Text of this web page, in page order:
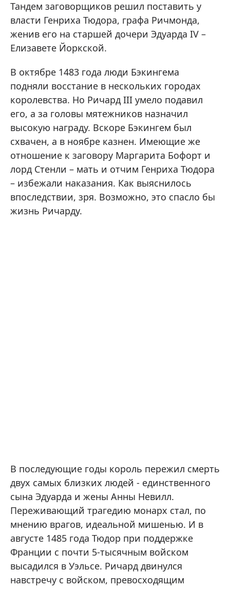
Тандем заговорщиков решил поставить у
власти Генриха Тюдора, графа Ричмонда,
женив его на старшей дочери Эдуарда IV –
Елизавете Йоркской.
В октябре 1483 года люди Бэкингема
подняли восстание в нескольких городах
королевства. Но Ричард III умело подавил
его, а за головы мятежников назначил
высокую награду. Вскоре Бэкингем был
схвачен, а в ноябре казнен. Имеющие же
отношение к заговору Маргарита Бофорт и
лорд Стенли – мать и отчим Генриха Тюдора
– избежали наказания. Как выяснилось
впоследствии, зря. Возможно, это спасло бы
жизнь Ричарду.
В последующие годы король пережил смерть
двух самых близких людей - единственного
сына Эдуарда и жены Анны Невилл.
Переживающий трагедию монарх стал, по
мнению врагов, идеальной мишенью. И в
августе 1485 года Тюдор при поддержке
Франции с почти 5-тысячным войском
высадился в Уэльсе. Ричард двинулся
навстречу с войском, превосходящим